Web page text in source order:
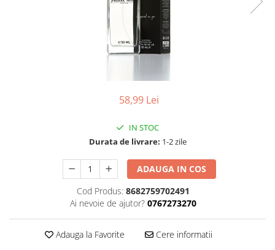
58,99 Lei
IN STOC
Durata de livrare: 1-2 zile
ADAUGA IN COS
Cod Produs: 8682759702491
Ai nevoie de ajutor? 0767273270
Adauga la Favorite Cere informatii